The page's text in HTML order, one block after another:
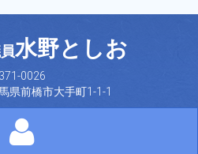
水野としお
0026
県前橋市大手町1-1-1